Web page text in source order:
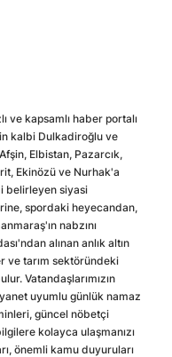
ve kapsamlı haber portalı
kalbi Dulkadiroğlu ve
Elbistan, Pazarcık,
Ekinözü ve Nurhak'a
belirleyen siyasi
spordaki heyecandan,
nabzını
alınan anlık altın
ve tarım sektöründeki
Vatandaşlarımızın
uyumlu günlük namaz
güncel nöbetçi
kolayca ulaşmanızı
önemli kamu duyuruları